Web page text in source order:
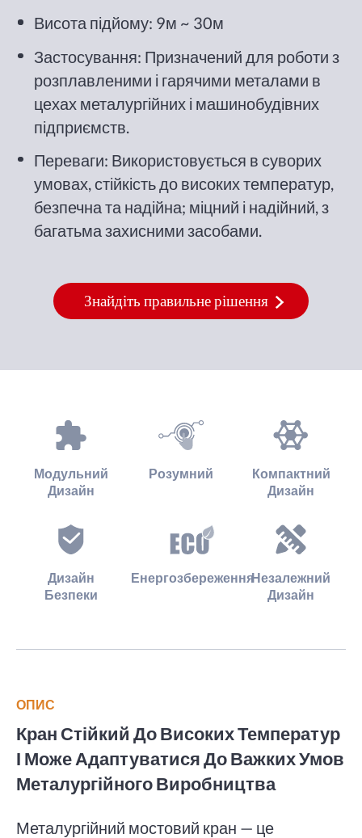
Висота підйому: 9м ~ 30м
Застосування: Призначений для роботи з
розплавленими і гарячими металами в
цехах металургійних і машинобудівних
підприємств.
Переваги: Використовується в суворих
умовах, стійкість до високих температур,
безпечна та надійна; міцний і надійний, з
багатьма захисними засобами.
Знайдіть правильне рішення
Модульний
Дизайн
Розумний
Компактний
Дизайн
Дизайн
Безпеки
ЕнергозбереженняНезалежний
Дизайн
ОПИС
Кран Стійкий До Високих Температур
І Може Адаптуватися До Важких Умов
Металургійного Виробництва
Металургійний мостовий кран — це